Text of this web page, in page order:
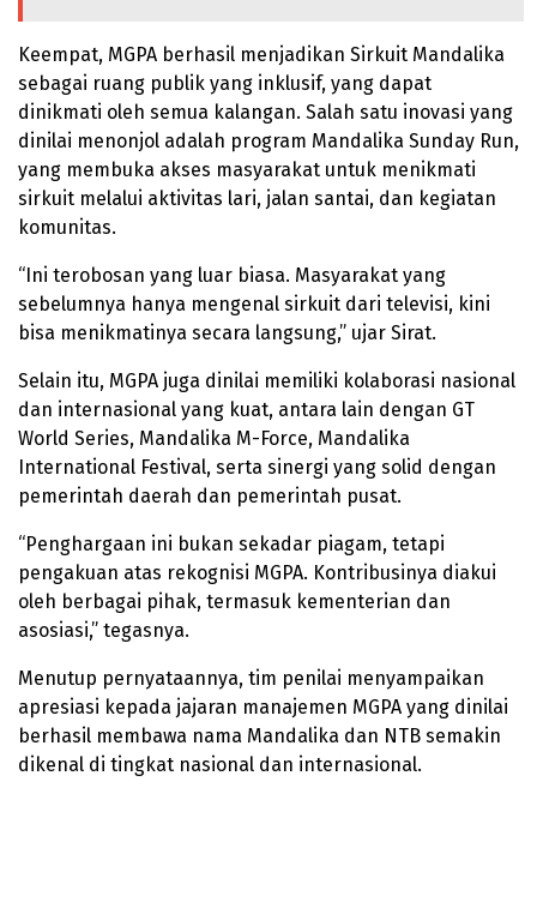
Keempat, MGPA berhasil menjadikan Sirkuit Mandalika
sebagai ruang publik yang inklusif, yang dapat
dinikmati oleh semua kalangan. Salah satu inovasi yang
dinilai menonjol adalah program Mandalika Sunday Run,
yang membuka akses masyarakat untuk menikmati
sirkuit melalui aktivitas lari, jalan santai, dan kegiatan
komunitas.
“Ini terobosan yang luar biasa. Masyarakat yang
sebelumnya hanya mengenal sirkuit dari televisi, kini
bisa menikmatinya secara langsung,” ujar Sirat.
Selain itu, MGPA juga dinilai memiliki kolaborasi nasional
dan internasional yang kuat, antara lain dengan GT
World Series, Mandalika M-Force, Mandalika
International Festival, serta sinergi yang solid dengan
pemerintah daerah dan pemerintah pusat.
“Penghargaan ini bukan sekadar piagam, tetapi
pengakuan atas rekognisi MGPA. Kontribusinya diakui
oleh berbagai pihak, termasuk kementerian dan
asosiasi,” tegasnya.
Menutup pernyataannya, tim penilai menyampaikan
apresiasi kepada jajaran manajemen MGPA yang dinilai
berhasil membawa nama Mandalika dan NTB semakin
dikenal di tingkat nasional dan internasional.